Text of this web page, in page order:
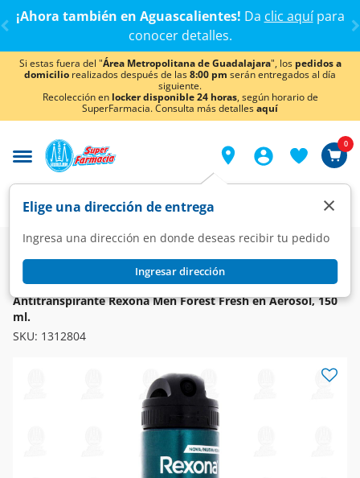
< div class="carousel-inner">
¡Ahora también en Aguascalientes! Da clic aquípara
conocer detalles.
Si estas fuera del "Área Metropolitana de Guadalajara", los pedidos a
domicilio realizados después de las8:00 pm serán entregados al día
siguiente.
Recolección en locker disponible 24 horas, según horario de
SuperFarmacia. Consulta más detallesaquí
Elige una dirección de entrega
Ingresa una dirección en donde deseas recibir tu pedido
Ingresar dirección
×
0
Super Higiene y Belleza
Higiene y Cuidado Corporal
Desodorantes y Antitranspirantes
REXONA
Antitranspirante Rexona Men Forest Fresh en Aerosol, 150
ml.
SKU: 1312804